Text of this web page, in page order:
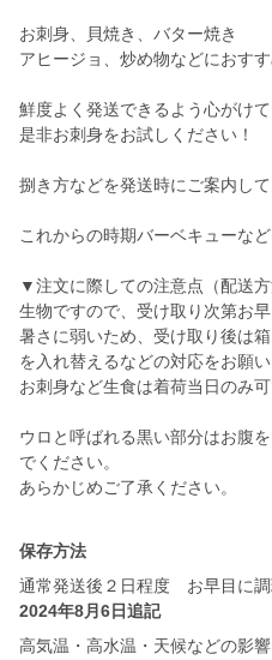
お刺身、貝焼き、バター焼き
アヒージョ、炒め物などにおすす
鮮度よく発送できるよう心がけて
是非お刺身をお試しください！
捌き方などを発送時にご案内して
これからの時期バーベキューな
▼注文に際しての注意点（配送方
生物ですので、受け取り次第お
暑さに弱いため、受け取り後は
を入れ替えるなどの対応をお願い
お刺身など生食は着荷当日のみ可
ウロと呼ばれる黒い部分はお腹
でください。
保存方法
通常発送後２日程度 お早目に調
2024年8月6日追記
高気温・高水温・天候などの影